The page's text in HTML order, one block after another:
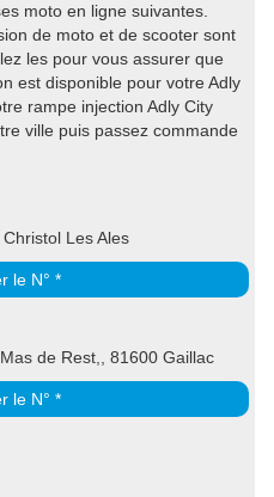
moto en ligne suivantes.
de moto et de scooter sont
les pour vous assurer que
est disponible pour votre Adly
rampe injection Adly City
ville puis passez commande
Les Ales
le N° *
de Rest,, 81600 Gaillac
le N° *